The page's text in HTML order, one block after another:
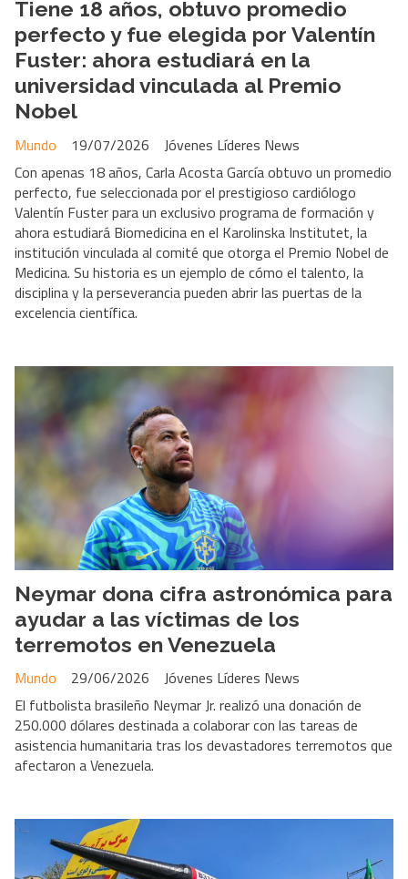
Tiene 18 años, obtuvo promedio
perfecto y fue elegida por Valentín
Fuster: ahora estudiará en la
universidad vinculada al Premio
Nobel
Jóvenes Líderes News
Mundo
19/07/2026
Con apenas 18 años, Carla Acosta García obtuvo un promedio
perfecto, fue seleccionada por el prestigioso cardiólogo
Valentín Fuster para un exclusivo programa de formación y
ahora estudiará Biomedicina en el Karolinska Institutet, la
institución vinculada al comité que otorga el Premio Nobel de
Medicina. Su historia es un ejemplo de cómo el talento, la
disciplina y la perseverancia pueden abrir las puertas de la
excelencia científica.
Neymar dona cifra astronómica para
ayudar a las víctimas de los
terremotos en Venezuela
Jóvenes Líderes News
Mundo
29/06/2026
El futbolista brasileño Neymar Jr. realizó una donación de
250.000 dólares destinada a colaborar con las tareas de
asistencia humanitaria tras los devastadores terremotos que
afectaron a Venezuela.